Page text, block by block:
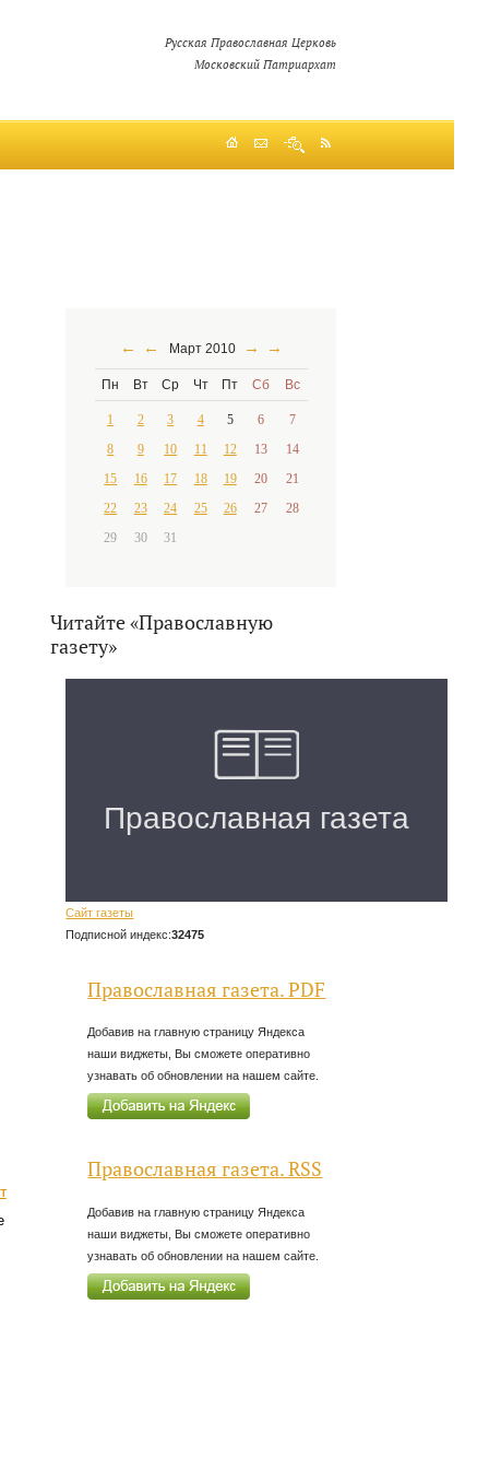
Русская Православная Церковь
Московский Патриархат
← ← Март 2010 → →
Пн Вт Ср Чт Пт Сб Вс
1 2 3 4 5 6
7
8
9 10 11 12 13
14
15
16 17 18 19 20
21
22
23 24 25 26 27
28
29
30 31
Читайте «Православную
газету»
Сайт газеты
Подписной индекс:32475
Православная газета. PDF
Добавив на главную страницу Яндекса
наши виджеты, Вы сможете оперативно
узнавать об обновлении на нашем сайте.
Православная газета. RSS
Добавив на главную страницу Яндекса
наши виджеты, Вы сможете оперативно
узнавать об обновлении на нашем сайте.